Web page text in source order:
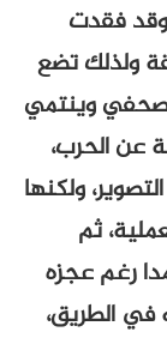
فقدت
ولذلك تضع
وينتمي
عن الحرب،
ولكنها
ثم
رغم عجزه
الطريق،